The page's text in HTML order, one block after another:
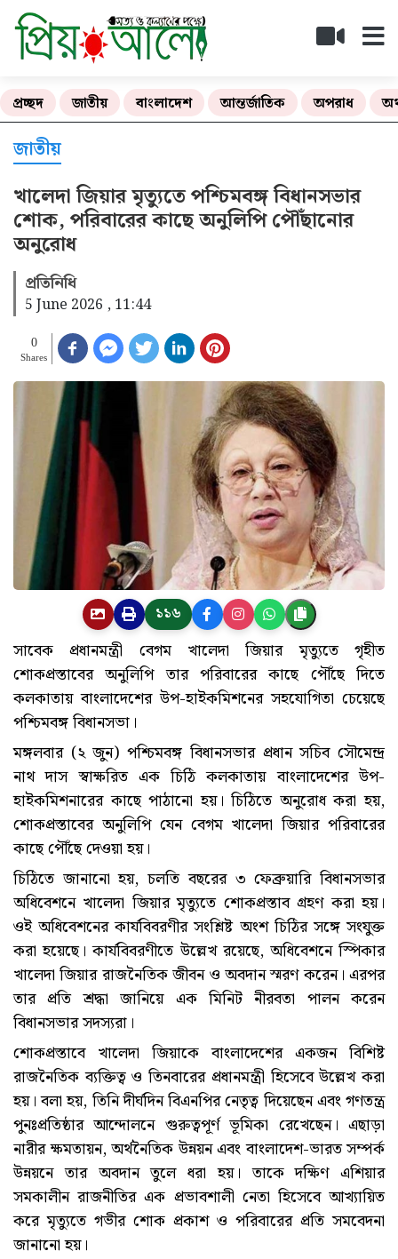
প্রচ্ছদ জাতীয় বাংলাদেশ আন্তর্জাতিক অপরাধ
জাতীয়
খালেদা জিয়ার মৃত্যুতে পশ্চিমবঙ্গ বিধানসভার
শোক, পরিবারের কাছে অনুলিপি পৌঁছানোর
অনুরোধ
প্রতিনিধি
5 June 2026 , 11:44
0
Shares
১১৬
সাবেক প্রধানমন্ত্রী বেগম খালেদা জিয়ার মৃত্যুতে গৃহীত
শোকপ্রস্তাবের অনুলিপি তার পরিবারের কাছে পৌঁছে দিতে
কলকাতায় বাংলাদেশের উপ-হাইকমিশনের সহযোগিতা চেয়েছে
পশ্চিমবঙ্গ বিধানসভা।
মঙ্গলবার (২ জুন) পশ্চিমবঙ্গ বিধানসভার প্রধান সচিব সৌমেন্দ্র
নাথ দাস স্বাক্ষরিত এক চিঠি কলকাতায় বাংলাদেশের উপ-
হাইকমিশনারের কাছে পাঠানো হয়। চিঠিতে অনুরোধ করা হয়,
শোকপ্রস্তাবের অনুলিপি যেন বেগম খালেদা জিয়ার পরিবারের
কাছে পৌঁছে দেওয়া হয়।
চিঠিতে জানানো হয়, চলতি বছরের ৩ ফেব্রুয়ারি বিধানসভার
অধিবেশনে খালেদা জিয়ার মৃত্যুতে শোকপ্রস্তাব গ্রহণ করা হয়।
ওই অধিবেশনের কার্যবিবরণীর সংশ্লিষ্ট অংশ চিঠির সঙ্গে সংযুক্ত
করা হয়েছে। কার্যবিবরণীতে উল্লেখ রয়েছে, অধিবেশনে স্পিকার
খালেদা জিয়ার রাজনৈতিক জীবন ও অবদান স্মরণ করেন। এরপর
তার প্রতি শ্রদ্ধা জানিয়ে এক মিনিট নীরবতা পালন করেন
বিধানসভার সদস্যরা।
শোকপ্রস্তাবে খালেদা জিয়াকে বাংলাদেশের একজন বিশিষ্ট
রাজনৈতিক ব্যক্তিত্ব ও তিনবারের প্রধানমন্ত্রী হিসেবে উল্লেখ করা
হয়। বলা হয়, তিনি দীর্ঘদিন বিএনপির নেতৃত্ব দিয়েছেন এবং গণতন্ত্র
পুনঃপ্রতিষ্ঠার আন্দোলনে গুরুত্বপূর্ণ ভূমিকা রেখেছেন। এছাড়া
নারীর ক্ষমতায়ন, অর্থনৈতিক উন্নয়ন এবং বাংলাদেশ-ভারত সম্পর্ক
উন্নয়নে তার অবদান তুলে ধরা হয়। তাকে দক্ষিণ এশিয়ার
সমকালীন রাজনীতির এক প্রভাবশালী নেতা হিসেবে আখ্যায়িত
করে মৃত্যুতে গভীর শোক প্রকাশ ও পরিবারের প্রতি সমবেদনা
জানানো হয়।